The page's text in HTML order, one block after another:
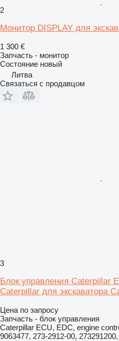
2
Монитор DISPLAY для
1 300 €
Запчасть - монитор
Состояние новый
Литва
Связаться с продавцом
3
Блок управления Caterpillar
Caterpillar для экскаватора
Цена по запросу
Запчасть - блок управления
Caterpillar ECU, EDC, engine
9063477, 273-2912-00,